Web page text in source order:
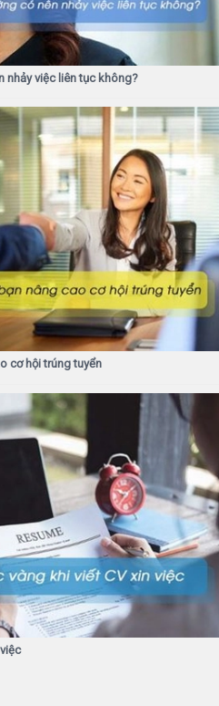
nhảy việc liên tục không?
cơ hội trúng tuyển